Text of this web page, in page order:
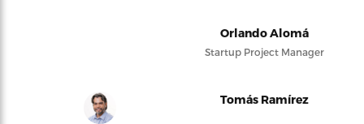
Orlando Alomá
Startup Project Manager
Tomás Ramírez